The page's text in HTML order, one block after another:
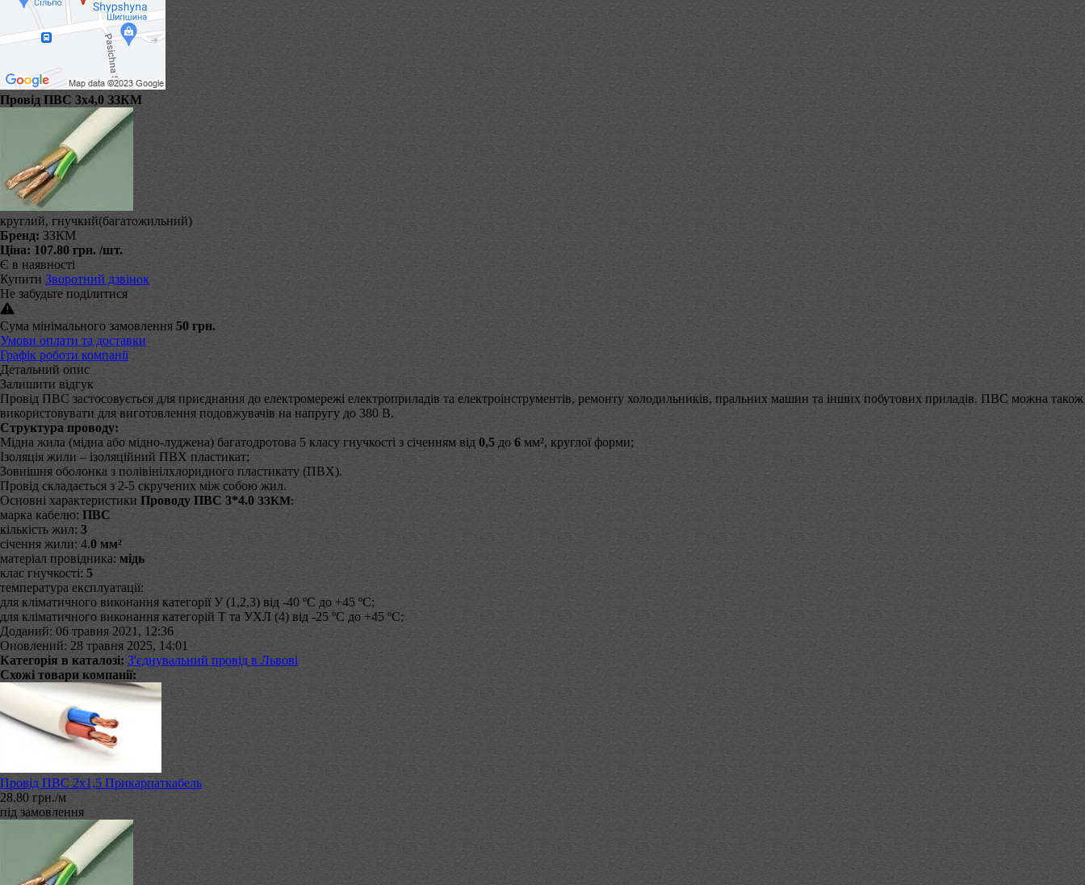
Провід ПВС 3х4,0 ЗЗКМ
круглий, гнучкий(багатожильний)
Бренд: ЗЗКМ
Ціна: 107.80 грн. /шт.
Є в наявності
Купити Зворотний дзвінок
Не забудьте поділитися
Сума мінімального замовлення 50 грн.
Умови оплати та доставки
Графік роботи компанії
Детальний опис
Залишити відгук
Провід ПВС застосовується для приєднання до електромережі електроприладів та електроінструментів, ремонту холодильників, пральних машин та інших побутових приладів. ПВС можна також
використовувати для виготовлення подовжувачів на напругу до 380 В.
Структура проводу:
Мідна жила (мідна або мідно-луджена) багатодротова 5 класу гнучкості з січенням від 0,5 до 6 мм², круглої форми;
Ізоляція жили – ізоляційний ПВХ пластикат;
Зовнішня оболонка з полівінілхлоридного пластикату (ПВХ).
Провід складається з 2-5 скручених між собою жил.
Основні характеристики Проводу ПВС 3*4.0 ЗЗКМ:
марка кабелю: ПВС
кількість жил: 3
січення жили: 4.0 мм²
матеріал провідника: мідь
клас гнучкості: 5
температура експлуатації:
для кліматичного виконання категорії У (1,2,3) від -40 ºС до +45 ºС;
для кліматичного виконання категорій Т та УХЛ (4) від -25 ºС до +45 ºС;
Доданий: 06 травня 2021, 12:36
Оновлений: 28 травня 2025, 14:01
Категорія в каталозі: З'єднувальний провід в Львові
Схожі товари компанії:
Провід ПВС 2х1,5 Прикарпаткабель
28.80 грн./м
під замовлення